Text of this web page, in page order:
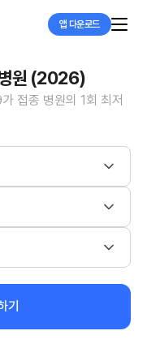
앱 다운로드
병원 (2026)
접종 병원의 1회 최저
기